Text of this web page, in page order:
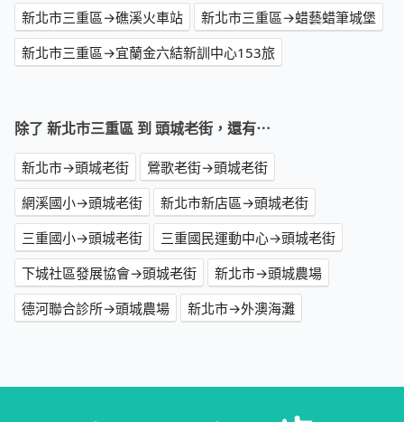
新北市三重區→礁溪火車站
新北市三重區→蜡藝蜡筆城堡
新北市三重區→宜蘭金六結新訓中心153旅
除了 新北市三重區 到 頭城老街，還有⋯
新北市→頭城老街
鶯歌老街→頭城老街
網溪國小→頭城老街
新北市新店區→頭城老街
三重國小→頭城老街
三重國民運動中心→頭城老街
下城社區發展協會→頭城老街
新北市→頭城農場
德河聯合診所→頭城農場
新北市→外澳海灘